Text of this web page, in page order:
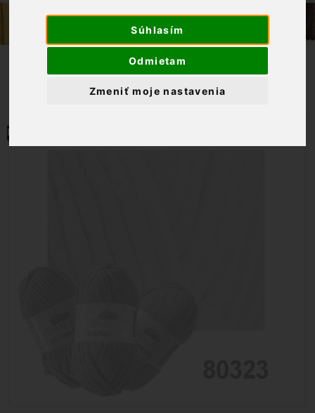
Súhlasím
Odmietam
Zmeniť moje nastavenia
MOMENTÁLNE NIE JE NA SKLADE